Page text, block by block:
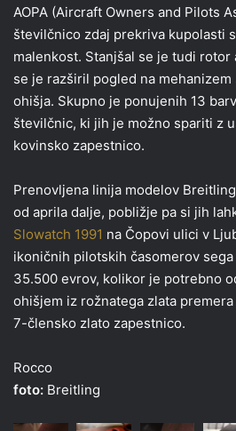
AOPA (Aircraft Owners and Pilots
številčnico zdaj prekriva kupolasti
malenkost. Stanjšal se je tudi rotor
se je razširil pogled na
ohišja. Skupno je ponujenih 13
številčnic, ki jih je možno spariti z
kovinsko zapestnico.
Prenovljena linija modelov
od aprila dalje, pobližje pa si jih
Slowatch 1991 na Čopovi ulici v
ikoničnih pilotskih časomerov
35.500 evrov, kolikor je potrebno
ohišjem iz rožnatega zlata
7-člensko zlato zapestnico.
Rocco
foto: Breitling